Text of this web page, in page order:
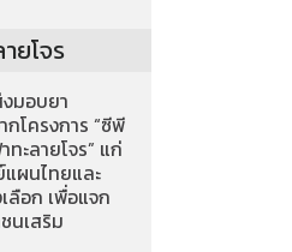
ยโจร
มอบยา
กโครงการ “ซีพี
ะลายโจร” แก่
ผนไทยและ
ลือก เพื่อแจก
นเสริม